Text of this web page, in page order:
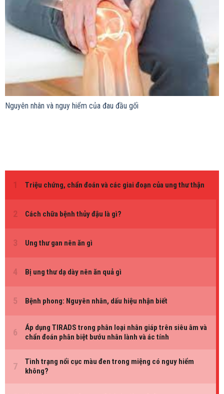
Nguyên nhân và nguy hiểm của đau đầu gối